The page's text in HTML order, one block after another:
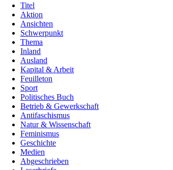
Titel
Aktion
Ansichten
Schwerpunkt
Thema
Inland
Ausland
Kapital & Arbeit
Feuilleton
Sport
Politisches Buch
Betrieb & Gewerkschaft
Antifaschismus
Natur & Wissenschaft
Feminismus
Geschichte
Medien
Abgeschrieben